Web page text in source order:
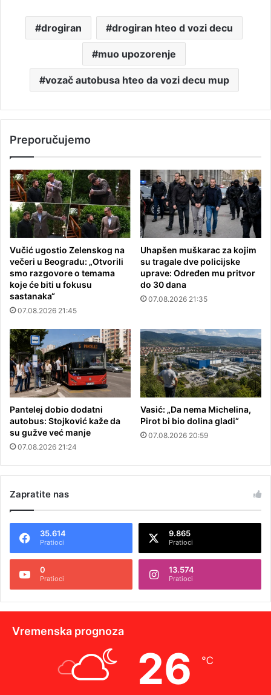
drogiran drogiran hteo d vozi decu
muo upozorenje
vozač autobusa hteo da vozi decu mup
Preporučujemo
Vučić ugostio Zelenskog na
večeri u Beogradu: „Otvorili
smo razgovore o temama
koje će biti u fokusu
sastanaka“
07.08.2026 21:45
Uhapšen muškarac za kojim
su tragale dve policijske
uprave: Određen mu pritvor
do 30 dana
07.08.2026 21:35
Pantelej dobio dodatni
autobus: Stojković kaže da
su gužve već manje
07.08.2026 21:24
Vasić: „Da nema Michelina,
Pirot bi bio dolina gladi“
07.08.2026 20:59
Zapratite nas
35.614
Pratioci
9.865
Pratioci
0
Pratioci
13.574
Pratioci
Vremenska prognoza
26 ℃